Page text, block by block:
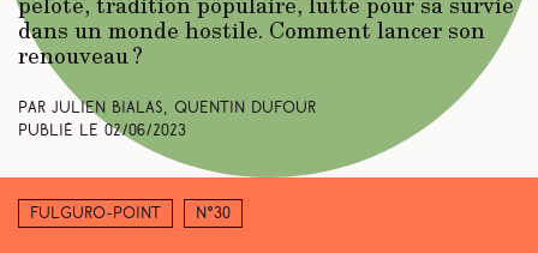
dans un monde hostile. Comment lancer son
renouveau ?
Par Julien Bialas, Quentin Dufour
Publié le 02/06/2023
Fulguro-Point N°30